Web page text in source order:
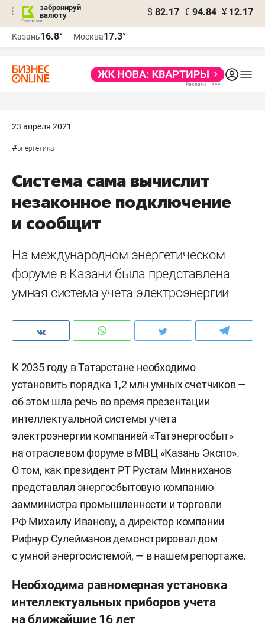
забронируй
валюту
$ 82.17 € 94.84 ¥ 12.17
Казань16.8° Москва17.3°
23 апреля 2021
#энергетика
Система сама вычислит
незаконное подключение
и сообщит
На международном энергетическом
форуме в Казани была представлена
умная система учета электроэнергии
К 2035 году в Татарстане необходимо
установить порядка 1,2 млн умных счетчиков —
об этом шла речь во время презентации
интеллектуальной системы учета
электроэнергии компанией «Татэнергосбыт»
на отраслевом форуме в МВЦ «Казань Экспо».
О том, как президент РТ Рустам Минниханов
представлял энергосбытовую компанию
замминистра промышленности и торговли
РФ Михаилу Иванову, а директор компании
Рифнур Сулейманов демонстрировал дом
с умной энергосистемой, — в нашем репортаже.
Необходима равномерная установка
интеллектуальных приборов учета
на ближайшие 16 лет